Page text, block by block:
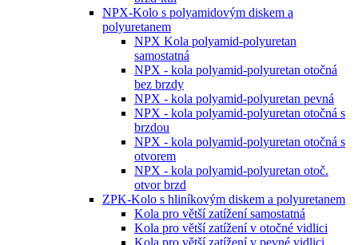
NPX-Kolo s polyamidovým diskem a
polyuretanem
NPX Kola polyamid-polyuretan
samostatná
NPX - kola polyamid-polyuretan otočná
bez brzdy
NPX - kola polyamid-polyuretan pevná
NPX - kola polyamid-polyuretan otočná s
brzdou
NPX - kola polyamid-polyuretan otočná s
otvorem
NPX - kola polyamid-polyuretan otoč.
otvor brzd
ZPK-Kolo s hliníkovým diskem a polyuretanem
Kola pro větší zatížení samostatná
Kola pro větší zatížení v otočné vidlici
Kola pro větší zatížení v pevné vidlici